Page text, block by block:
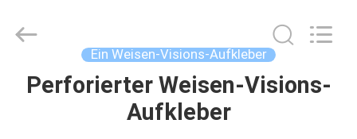
Material
Co.,Ltd.
Ein Weisen-Visions-Aufkleber
Perforierter Weisen-Visions-
Aufkleber